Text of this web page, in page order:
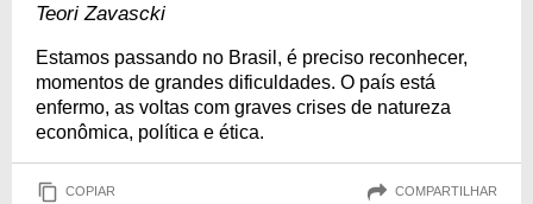
Teori Zavascki
Estamos passando no Brasil, é preciso reconhecer,
momentos de grandes dificuldades. O país está
enfermo, as voltas com graves crises de natureza
econômica, política e ética.
COPIAR COMPARTILHAR